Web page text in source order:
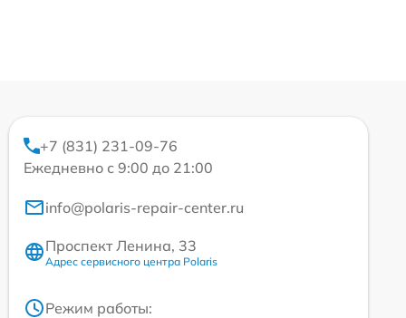
+7 (831) 231-09-76
Ежедневно с 9:00 до 21:00
info@polaris-repair-center.ru
Проспект Ленина, 33
Адрес сервисного центра Polaris
Режим работы: